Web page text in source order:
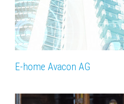
E-home Avacon AG